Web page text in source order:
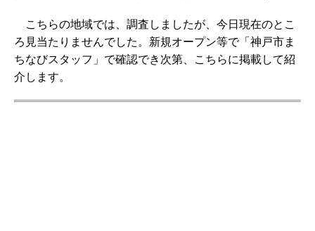
こちらの地域では、調査しましたが、今日現在のとこ
ろ見当たりませんでした。新規オープン等で「神戸市ま
ちなびスタッフ」で確認でき次第、こちらに掲載して紹
介します。